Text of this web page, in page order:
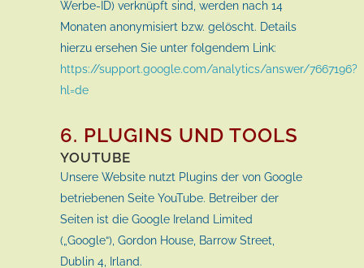
Werbe-ID) verknüpft sind, werden nach 14
Monaten anonymisiert bzw. gelöscht. Details
hierzu ersehen Sie unter folgendem Link:
https://support.google.com/analytics/answer/7667196?
hl=de
6. PLUGINS UND TOOLS
YOUTUBE
Unsere Website nutzt Plugins der von Google
betriebenen Seite YouTube. Betreiber der
Seiten ist die Google Ireland Limited
(„Google“), Gordon House, Barrow Street,
Dublin 4, Irland.